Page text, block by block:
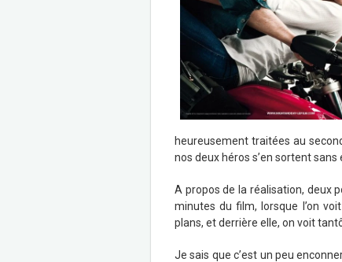
heureusement traitées au
nos deux héros s’en sortent sans
A propos de la réalisation, deux
minutes du film, lorsque l’on
plans, et derrière elle, on voit
Je sais que c’est un peu